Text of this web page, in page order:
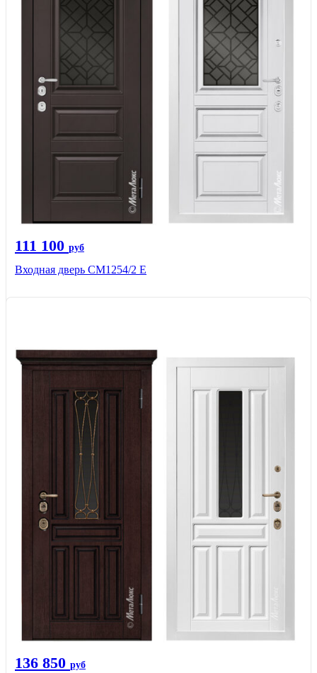
111 100 руб
Входная дверь СМ1254/2 E
136 850 руб